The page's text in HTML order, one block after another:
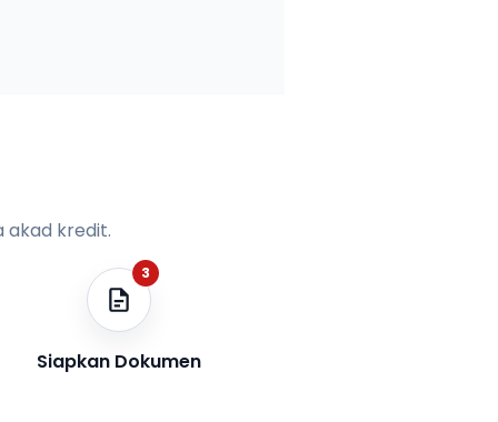
akad kredit.
3
Siapkan Dokumen